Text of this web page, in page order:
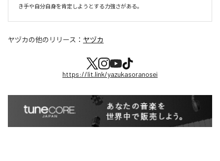
き手や自分自身を肯定しようとする力強さがある。
ヤヅカの他のリリース： ヤヅカ
https://lit.link/yazukasoranosei